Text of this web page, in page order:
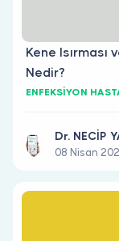
Kene Isırması
Nedir?
ENFEKSİYON
Dr. NECİP
08 Nisan